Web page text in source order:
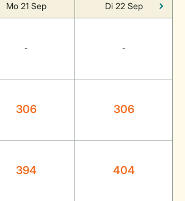
Mo 21 Sep Di 22 Sep
- -
306 306
394 404